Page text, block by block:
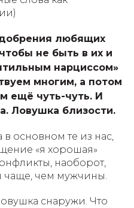
любящих
не быть в их и
нарциссом»
многим, а потом
ещё чуть-чуть. И
Ловушка близости.
в основном те из нас,
«я хорошая»
наоборот,
чем мужчины.
снаружи. Что